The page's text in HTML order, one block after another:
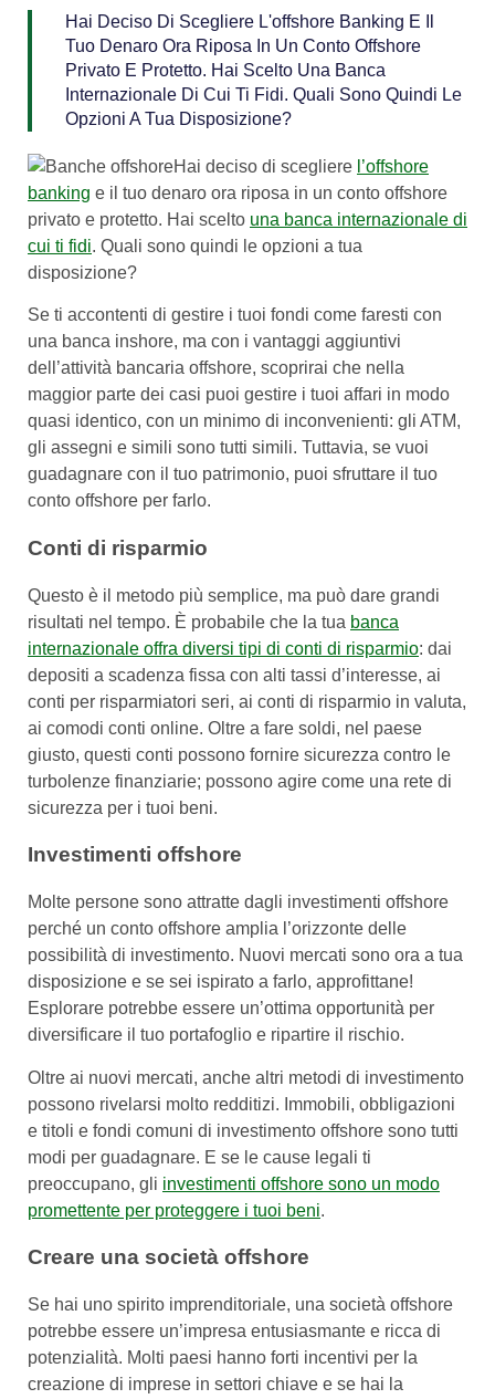
Hai Deciso Di Scegliere L'offshore Banking E Il
Tuo Denaro Ora Riposa In Un Conto Offshore
Privato E Protetto. Hai Scelto Una Banca
Internazionale Di Cui Ti Fidi. Quali Sono Quindi Le
Opzioni A Tua Disposizione?
Hai deciso di scegliere l’offshore
banking e il tuo denaro ora riposa in un conto offshore
privato e protetto. Hai scelto una banca internazionale di
cui ti fidi. Quali sono quindi le opzioni a tua
disposizione?
Se ti accontenti di gestire i tuoi fondi come faresti con
una banca inshore, ma con i vantaggi aggiuntivi
dell’attività bancaria offshore, scoprirai che nella
maggior parte dei casi puoi gestire i tuoi affari in modo
quasi identico, con un minimo di inconvenienti: gli ATM,
gli assegni e simili sono tutti simili. Tuttavia, se vuoi
guadagnare con il tuo patrimonio, puoi sfruttare il tuo
conto offshore per farlo.
Conti di risparmio
Questo è il metodo più semplice, ma può dare grandi
risultati nel tempo. È probabile che la tua banca
internazionale offra diversi tipi di conti di risparmio: dai
depositi a scadenza fissa con alti tassi d’interesse, ai
conti per risparmiatori seri, ai conti di risparmio in valuta,
ai comodi conti online. Oltre a fare soldi, nel paese
giusto, questi conti possono fornire sicurezza contro le
turbolenze finanziarie; possono agire come una rete di
sicurezza per i tuoi beni.
Investimenti offshore
Molte persone sono attratte dagli investimenti offshore
perché un conto offshore amplia l’orizzonte delle
possibilità di investimento. Nuovi mercati sono ora a tua
disposizione e se sei ispirato a farlo, approfittane!
Esplorare potrebbe essere un’ottima opportunità per
diversificare il tuo portafoglio e ripartire il rischio.
Oltre ai nuovi mercati, anche altri metodi di investimento
possono rivelarsi molto redditizi. Immobili, obbligazioni
e titoli e fondi comuni di investimento offshore sono tutti
modi per guadagnare. E se le cause legali ti
preoccupano, gli investimenti offshore sono un modo
promettente per proteggere i tuoi beni.
Creare una società offshore
Se hai uno spirito imprenditoriale, una società offshore
potrebbe essere un’impresa entusiasmante e ricca di
potenzialità. Molti paesi hanno forti incentivi per la
creazione di imprese in settori chiave e se hai la